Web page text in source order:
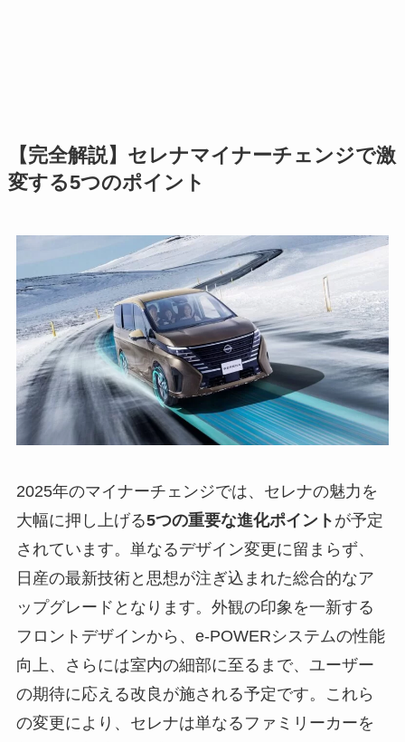
【完全解説】セレナマイナーチェンジで激
変する5つのポイント
2025年のマイナーチェンジでは、セレナの魅力を
大幅に押し上げる5つの重要な進化ポイント が予定
されています。単なるデザイン変更に留まらず、
日産の最新技術と思想が注ぎ込まれた総合的なア
ップグレードとなります。外観の印象を一新する
フロントデザインから、e-POWERシステムの性能
向上、さらには室内の細部に至るまで、ユーザー
の期待に応える改良が施される予定です。これら
の変更により、セレナは単なるファミリーカーを